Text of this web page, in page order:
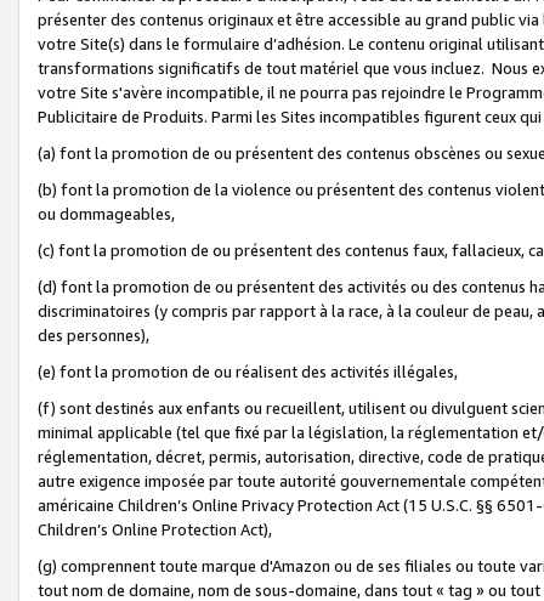
présenter des contenus originaux et être accessible au grand public
votre Site(s) dans le formulaire d’adhésion. Le contenu original
transformations significatifs de tout matériel que vous incluez. Nous
votre Site s'avère incompatible, il ne pourra pas rejoindre le
Publicitaire de Produits. Parmi les Sites incompatibles figurent ceux
(a) font la promotion de ou présentent des contenus obscènes ou
(b) font la promotion de la violence ou présentent des contenus
ou dommageables,
(c) font la promotion de ou présentent des contenus faux, fallacieux,
(d) font la promotion de ou présentent des activités ou des contenus
discriminatoires (y compris par rapport à la race, à la couleur de
des personnes),
(e) font la promotion de ou réalisent des activités illégales,
(f) sont destinés aux enfants ou recueillent, utilisent ou divulguent
minimal applicable (tel que fixé par la législation, la réglementation
réglementation, décret, permis, autorisation, directive, code de
autre exigence imposée par toute autorité gouvernementale
américaine Children’s Online Privacy Protection Act (15 U.S.C. §§
Children’s Online Protection Act),
(g) comprennent toute marque d'Amazon ou de ses filiales ou toute
tout nom de domaine, nom de sous-domaine, dans tout « tag » ou